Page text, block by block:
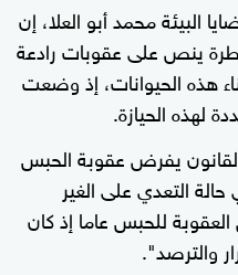
محمد أبو العلا، إن
ينص على عقوبات رادعة
هذه الحيوانات، إذ وضعت
يفرض عقوبة الحبس
جنيه، في حالة التعدي على الغير
للحبس عاما إذ كان
والترصد".